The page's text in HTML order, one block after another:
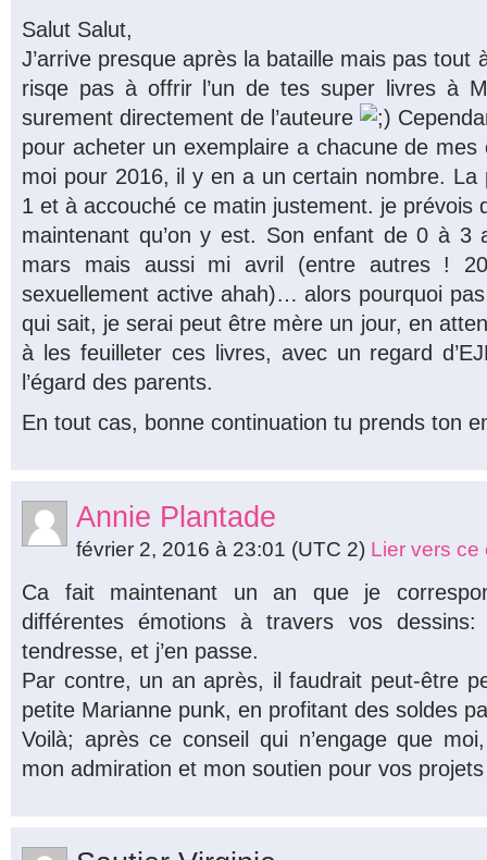
Salut Salut,
J’arrive presque après la bataille mais pas tout
risqe pas à offrir l’un de tes super livres à
surement directement de l’auteure
pour acheter un exemplaire a chacune de
moi pour 2016, il y en a un certain nombre. La
1 et à accouché ce matin justement. je prévois
maintenant qu’on y est. Son enfant de 0 à 3
mars mais aussi mi avril (entre autres !
sexuellement active ahah)… alors pourquoi
qui sait, je serai peut être mère un jour, en
à les feuilleter ces livres, avec un regard
l’égard des parents.
En tout cas, bonne continuation tu prends ton
Annie Plantade
février 2, 2016 à 23:01 (UTC 2) Lier vers ce
Ca fait maintenant un an que je
différentes émotions à travers vos
tendresse, et j’en passe.
Par contre, un an après, il faudrait peut-être
petite Marianne punk, en profitant des soldes
Voilà; après ce conseil qui n’engage que
mon admiration et mon soutien pour vos